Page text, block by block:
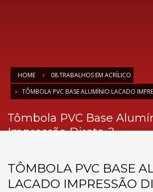
HOME
08.TRABALHOS EM ACRÍLICO
TÔMBOLA PVC BASE ALUMÍNIO LACADO
Tômbola PVC Base
Impressão Direta-2
TÔMBOLA PVC BASE
LACADO IMPRESSÃO